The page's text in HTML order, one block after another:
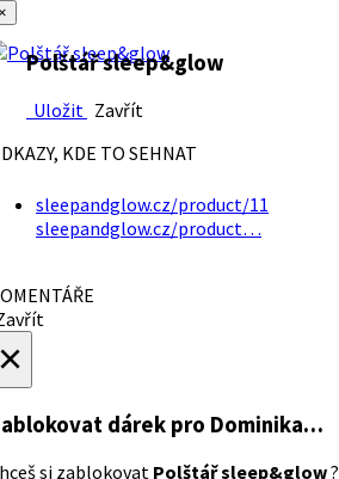
Polštář sleep&glow
Uložit Zavřít
KDE TO SEHNAT
sleepandglow.cz/product/11
sleepandglow.cz/product…
dárek pro Dominika…
si zablokovat Polštář sleep&glow?